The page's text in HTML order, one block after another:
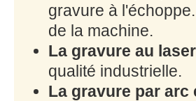
gravure à
de la machine.
La gravure au laser
qualité industrielle.
La gravure par arc